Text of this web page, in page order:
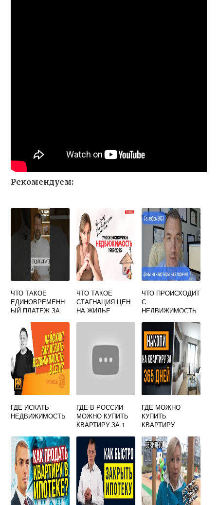
Рекомендуем:
ЧТО ТАКОЕ
ЕДИНОВРЕМЕНН
ЫЙ ПЛАТЕЖ ЗА
СТАВКИ ПО
ИПОТЕКЕ
ЧТО ТАКОЕ
СТАГНАЦИЯ ЦЕН
НА ЖИЛЬЕ
ЧТО ПРОИСХОДИТ
С
НЕДВИЖИМОСТЬ
КРАСНОДАРЕ
ГДЕ ИСКАТЬ
НЕДВИЖИМОСТЬ
ГДЕ В РОССИИ
МОЖНО КУПИТЬ
КВАРТИРУ ЗА 1
ГДЕ МОЖНО
КУПИТЬ
КВАРТИРУ